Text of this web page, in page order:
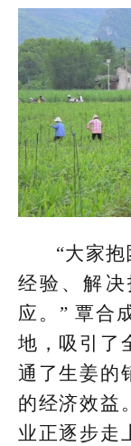
“大家
经验、解
应。” 覃合
地，吸引了
通了生姜的
的经济效益
业正逐步走